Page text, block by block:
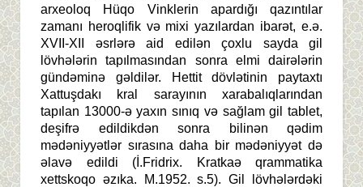
arxeoloq Hüqo Vinklerin apardığı qazıntılar
zamanı heroqlifik və mixi yazılardan ibarət, e.ə.
XVII-XII əsrlərə aid edilən çoxlu sayda gil
lövhələrin tapılmasından sonra elmi dairələrin
gündəminə gəldilər. Hettit dövlətinin paytaxtı
Xattuşdakı kral sarayının xarabalıqlarından
tapılan 13000-ə yaxın sınıq və sağlam gil tablet,
deşifrə edildikdən sonra bilinən qədim
mədəniyyətlər sırasına daha bir mədəniyyət də
əlavə edildi (İ.Fridrix. Kratkaə qrammatika
xettskoqo əzıka. M.1952. s.5). Gil lövhələrdəki